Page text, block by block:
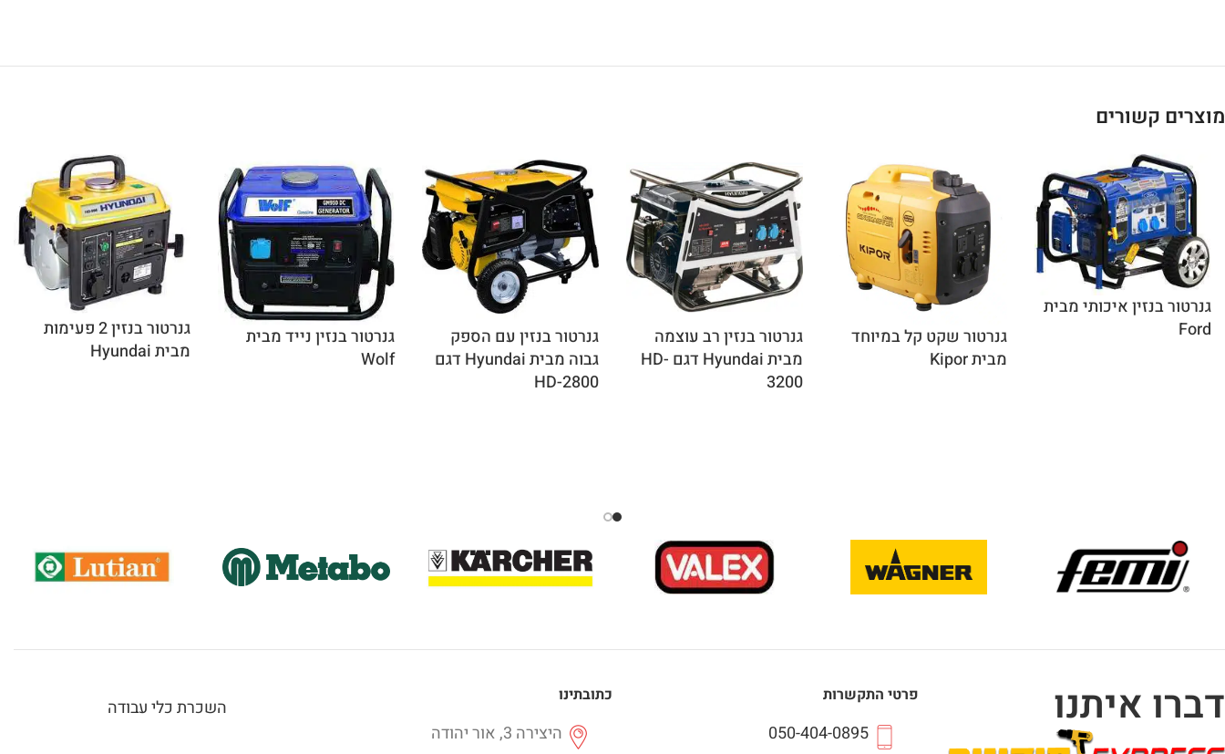
מוצרים קשורים
גנרטור בנזין איכותי מבית
Ford
גנרטור שקט קל במיוחד
מבית Kipor
גנרטור בנזין רב עוצמה
מבית Hyundai דגם HD-
3200
גנרטור בנזין עם הספק
גבוה מבית Hyundai דגם
HD-2800
גנרטור בנזין נייד מבית
Wolf
גנרטור בנזין 2 פעימות
מבית Hyundai
דברו איתנו פרטי התקשרות
050-404-0895
כתובתינו
היצירה 3, אור יהודה
השכרת כלי עבודה